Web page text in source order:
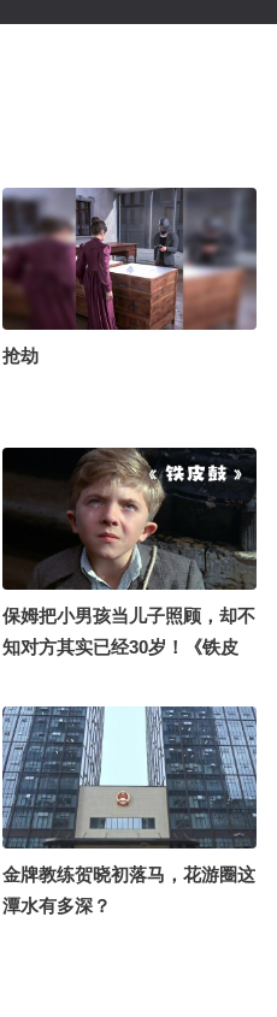
抢劫
保姆把小男孩当儿子照顾，却不
知对方其实已经30岁！《铁皮
金牌教练贺晓初落马，花游圈这
潭水有多深？